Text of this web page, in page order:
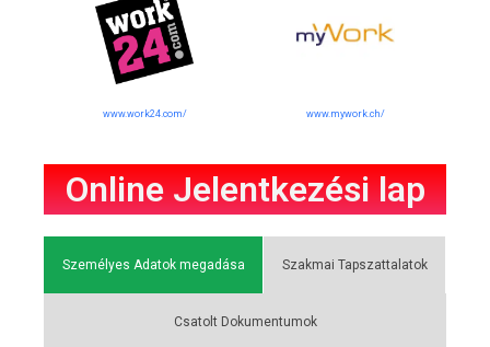
www.work24.com/ www.mywork.ch/
Online Jelentkezési lap
Személyes Adatok megadása Szakmai Tapszattalatok
Csatolt Dokumentumok